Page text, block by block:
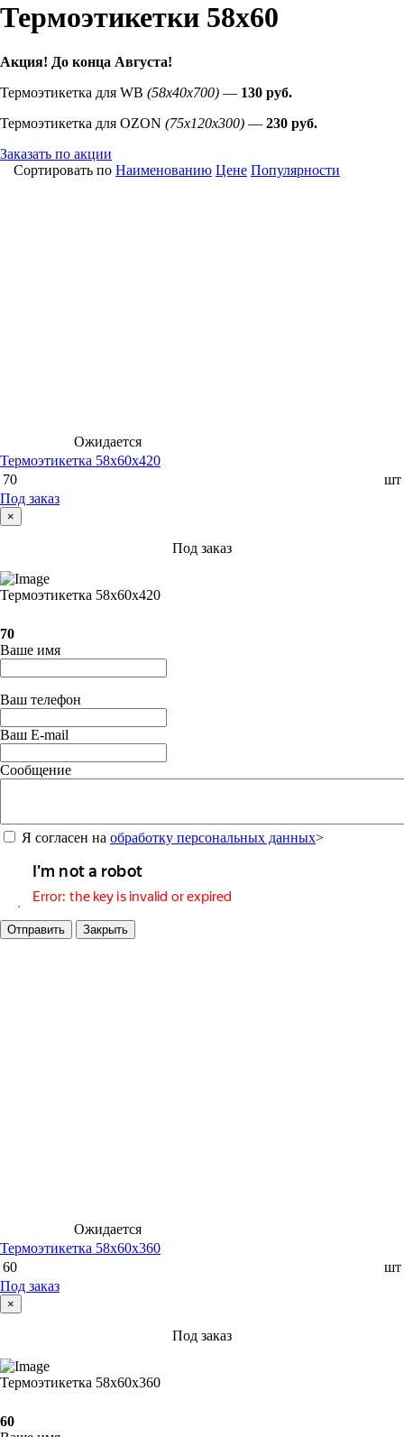
Термоэтикетки 58х60
Акция! До конца Августа!
Термоэтикетка для WB (58х40х700) — 130 руб.
Термоэтикетка для OZON (75х120х300) — 230 руб.
Заказать по акции
Сортировать по Наименованию Цене Популярности
Ожидается
Термоэтикетка 58х60х420
70
шт
Под заказ
×
Под заказ
Термоэтикетка 58х60х420
70
Ваше имя
Ваш телефон
Ваш E-mail
Сообщение
Я согласен на обработку персональных данных>
Отправить Закрыть
Ожидается
Термоэтикетка 58х60х360
60
шт
Под заказ
×
Под заказ
Термоэтикетка 58х60х360
60